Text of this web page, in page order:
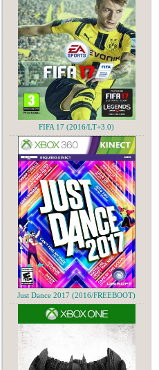
FIFA 17 (2016/LT+3.0)
Just Dance 2017 (2016/FREEBOOT)